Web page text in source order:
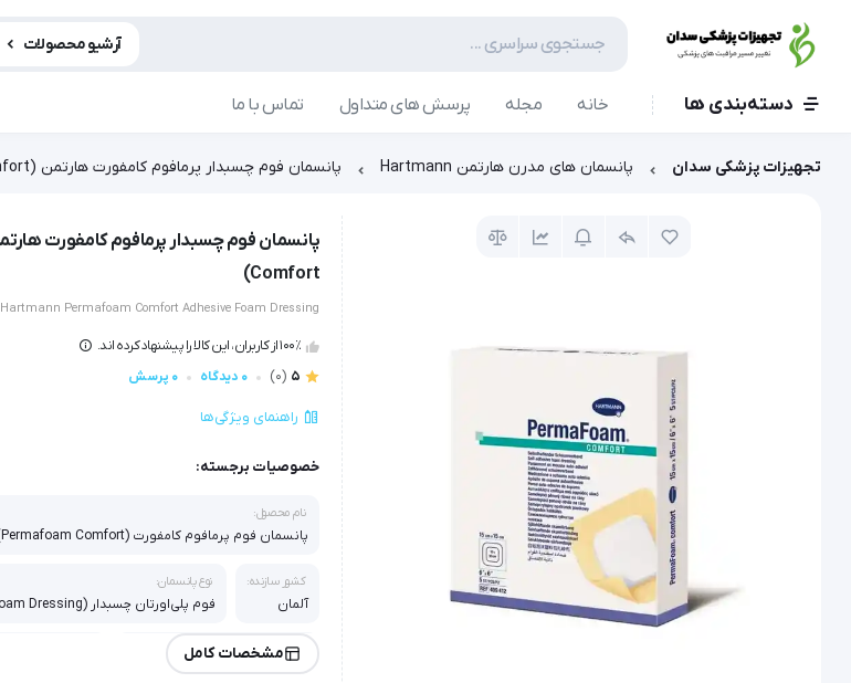
آرشیو محصولات
دسته‌بندی ها خانه مجله پرسش های متداول تماس با ما
تجهیزات پزشکی سدان پانسمان های مدرن هارتمن Hartmann پانسمان فوم چسبدار پرمافوم کامفورت هارتمن (Hartmann Permafoam Comfort)
Comfort)
Hartmann Permafoam Comfort Adhesive Foam Dressing
100٪ از کاربران، این کالا را پیشنهاد کرده اند.
5
(0) 0 دیدگاه 0 پرسش
راهنمای ویژگی‌ها
خصوصیات برجسته:
نام محصول:
پانسمان فوم پرمافوم کامفورت (Permafoam Comfort)
کشور سازنده:
آلمان
نوع پانسمان:
فوم پلی‌اورتان چسبدار (Adhesive Foam Dressing)
جنس لایه جاذب:
فوم پلی‌اورتان با خاصیت مویرگی
مشخصات کامل